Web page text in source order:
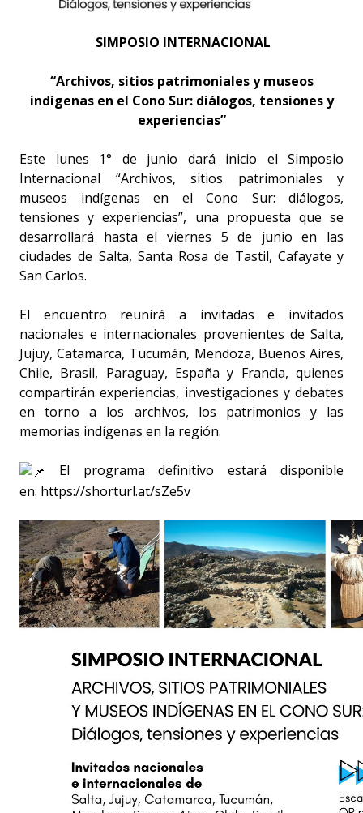
SIMPOSIO INTERNACIONAL
“Archivos, sitios patrimoniales y museos
indígenas en el Cono Sur: diálogos, tensiones y
experiencias”
Este lunes 1° de junio dará inicio el Simposio
Internacional “Archivos, sitios patrimoniales y
museos indígenas en el Cono Sur: diálogos,
tensiones y experiencias”, una propuesta que se
desarrollará hasta el viernes 5 de junio en las
ciudades de Salta, Santa Rosa de Tastil, Cafayate y
San Carlos.
El encuentro reunirá a invitadas e invitados
nacionales e internacionales provenientes de Salta,
Jujuy, Catamarca, Tucumán, Mendoza, Buenos Aires,
Chile, Brasil, Paraguay, España y Francia, quienes
compartirán experiencias, investigaciones y debates
en torno a los archivos, los patrimonios y las
memorias indígenas en la región.
El programa definitivo estará disponible
en: https://shorturl.at/sZe5v